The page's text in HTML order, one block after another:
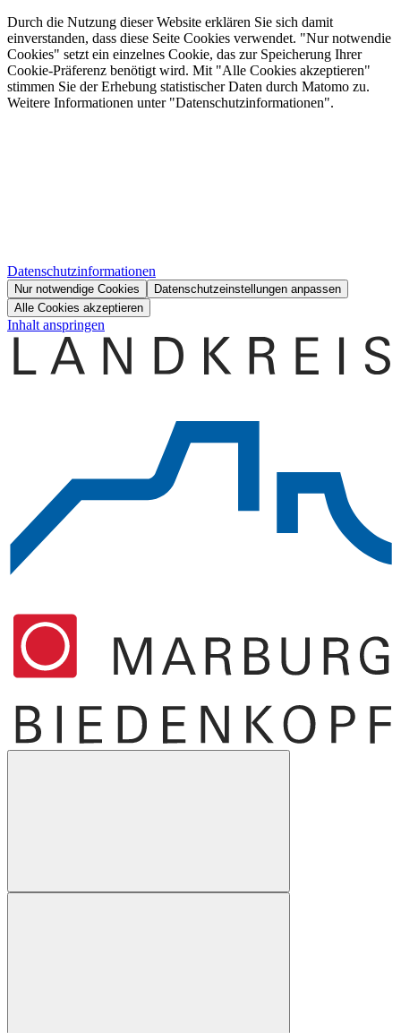
Durch die Nutzung dieser Website erklären Sie sich damit
einverstanden, dass diese Seite Cookies verwendet. "Nur notwendie
Cookies" setzt ein einzelnes Cookie, das zur Speicherung Ihrer
Cookie-Präferenz benötigt wird. Mit "Alle Cookies akzeptieren"
stimmen Sie der Erhebung statistischer Daten durch Matomo zu.
Weitere Informationen unter "Datenschutzinformationen".
Datenschutzinformationen
Nur notwendige Cookies
Datenschutzeinstellungen anpassen
Alle Cookies akzeptieren
Inhalt anspringen